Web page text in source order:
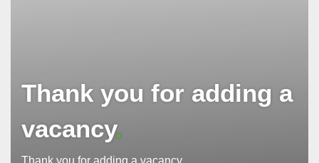
Thank you for adding a
vacancy
Thank you for adding a vacancy